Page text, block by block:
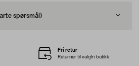
spørsmål)
Fri retur
Returner til valgfri butikk